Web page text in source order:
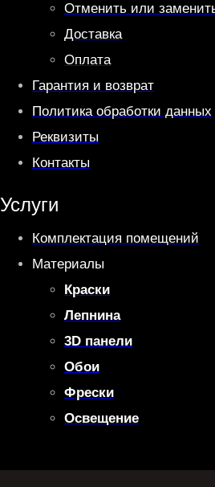
Отменить или
Доставка
Оплата
Гарантия и возврат
Политика обработки данных
Реквизиты
Контакты
Услуги
Комплектация помещений
Материалы
Краски
Лепнина
3D панели
Обои
Фрески
Освещение